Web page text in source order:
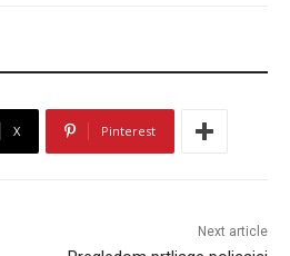
X Pinterest
Next article